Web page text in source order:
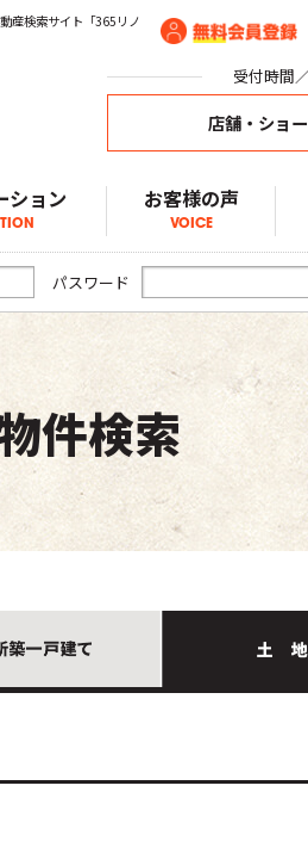
産検索サイト「365リノ
受付時間
店舗・ショ
ション お客様の声
VOICE
パスワード
件検索